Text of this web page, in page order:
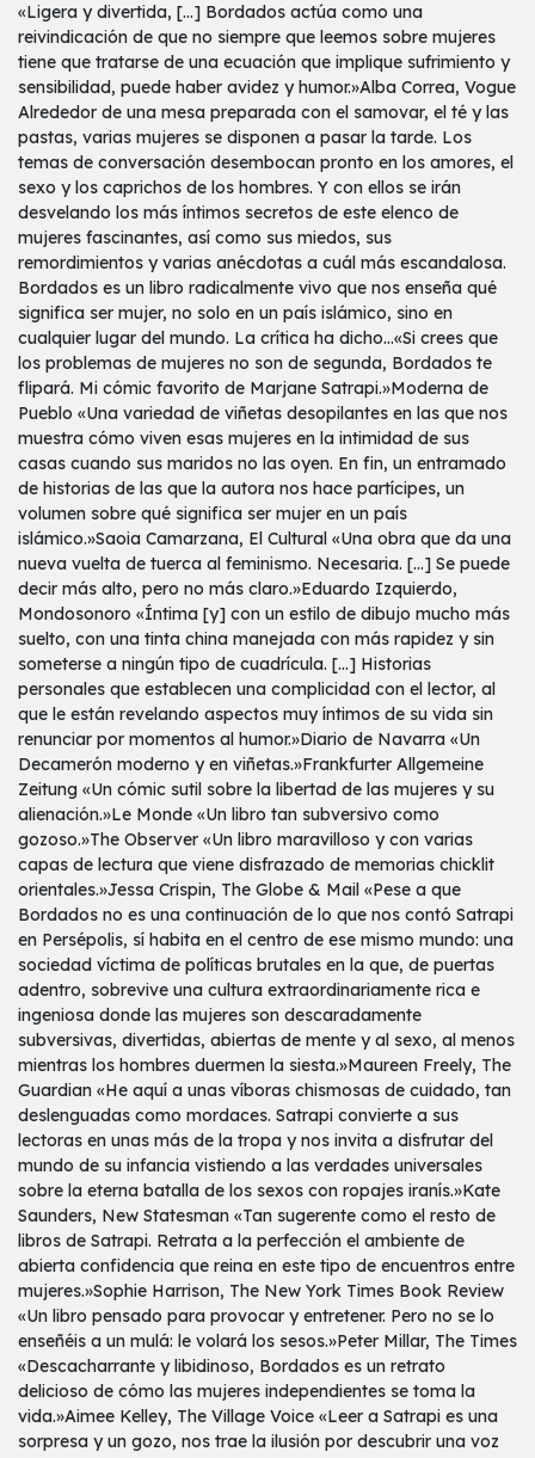
«Ligera y divertida, [...] Bordados actúa como una
reivindicación de que no siempre que leemos sobre mujeres
tiene que tratarse de una ecuación que implique sufrimiento y
sensibilidad, puede haber avidez y humor.»Alba Correa, Vogue
Alrededor de una mesa preparada con el samovar, el té y las
pastas, varias mujeres se disponen a pasar la tarde. Los
temas de conversación desembocan pronto en los amores, el
sexo y los caprichos de los hombres. Y con ellos se irán
desvelando los más íntimos secretos de este elenco de
mujeres fascinantes, así como sus miedos, sus
remordimientos y varias anécdotas a cuál más escandalosa.
Bordados es un libro radicalmente vivo que nos enseña qué
significa ser mujer, no solo en un país islámico, sino en
cualquier lugar del mundo. La crítica ha dicho...«Si crees que
los problemas de mujeres no son de segunda, Bordados te
flipará. Mi cómic favorito de Marjane Satrapi.»Moderna de
Pueblo «Una variedad de viñetas desopilantes en las que nos
muestra cómo viven esas mujeres en la intimidad de sus
casas cuando sus maridos no las oyen. En fin, un entramado
de historias de las que la autora nos hace partícipes, un
volumen sobre qué significa ser mujer en un país
islámico.»Saoia Camarzana, El Cultural «Una obra que da una
nueva vuelta de tuerca al feminismo. Necesaria. [...] Se puede
decir más alto, pero no más claro.»Eduardo Izquierdo,
Mondosonoro «Íntima [y] con un estilo de dibujo mucho más
suelto, con una tinta china manejada con más rapidez y sin
someterse a ningún tipo de cuadrícula. [...] Historias
personales que establecen una complicidad con el lector, al
que le están revelando aspectos muy íntimos de su vida sin
renunciar por momentos al humor.»Diario de Navarra «Un
Decamerón moderno y en viñetas.»Frankfurter Allgemeine
Zeitung «Un cómic sutil sobre la libertad de las mujeres y su
alienación.»Le Monde «Un libro tan subversivo como
gozoso.»The Observer «Un libro maravilloso y con varias
capas de lectura que viene disfrazado de memorias chicklit
orientales.»Jessa Crispin, The Globe & Mail «Pese a que
Bordados no es una continuación de lo que nos contó Satrapi
en Persépolis, sí habita en el centro de ese mismo mundo: una
sociedad víctima de políticas brutales en la que, de puertas
adentro, sobrevive una cultura extraordinariamente rica e
ingeniosa donde las mujeres son descaradamente
subversivas, divertidas, abiertas de mente y al sexo, al menos
mientras los hombres duermen la siesta.»Maureen Freely, The
Guardian «He aquí a unas víboras chismosas de cuidado, tan
deslenguadas como mordaces. Satrapi convierte a sus
lectoras en unas más de la tropa y nos invita a disfrutar del
mundo de su infancia vistiendo a las verdades universales
sobre la eterna batalla de los sexos con ropajes iranís.»Kate
Saunders, New Statesman «Tan sugerente como el resto de
libros de Satrapi. Retrata a la perfección el ambiente de
abierta confidencia que reina en este tipo de encuentros entre
mujeres.»Sophie Harrison, The New York Times Book Review
«Un libro pensado para provocar y entretener. Pero no se lo
enseñéis a un mulá: le volará los sesos.»Peter Millar, The Times
«Descacharrante y libidinoso, Bordados es un retrato
delicioso de cómo las mujeres independientes se toma la
vida.»Aimee Kelley, The Village Voice «Leer a Satrapi es una
sorpresa y un gozo, nos trae la ilusión por descubrir una voz